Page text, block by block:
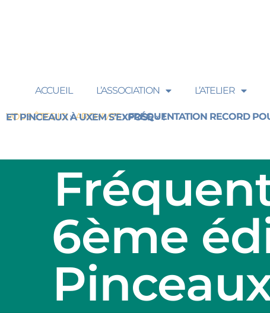
ACCUEIL L’ASSOCIATION L’ATELIER
VOUS ÊTES ICI»ARCHIVES»
FRÉQUENTATION RECORD POUR LA 6ÈME ÉDITION DE « CRAYONS ET PINCEAUX À UXEM S’EXPOSE » !
6ème